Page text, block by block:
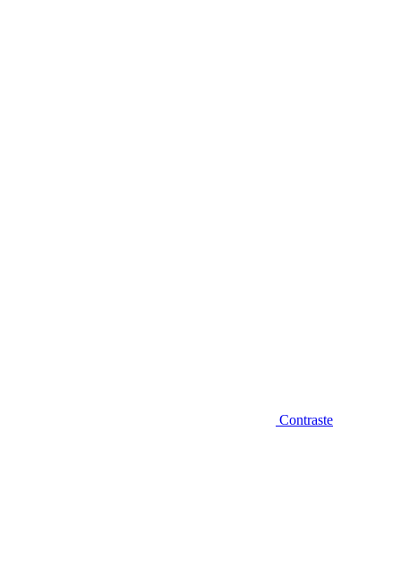
Contraste